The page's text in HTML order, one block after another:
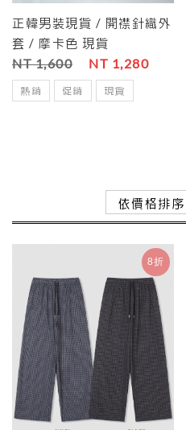
正韓男裝現貨 / 開襟針織外
套 / 摩卡色 現貨
NT 1,600 NT 1,280
熱銷 促銷 現貨
依價格排序
8折